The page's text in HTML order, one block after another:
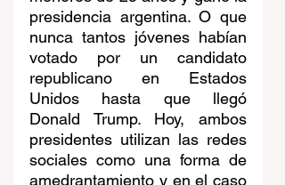
presidencia argentina. O que
nunca tantos jóvenes habían
votado por un candidato
republicano en Estados
Unidos hasta que llegó
Donald Trump. Hoy, ambos
presidentes utilizan las redes
sociales como una forma de
amedrantamiento y en el caso